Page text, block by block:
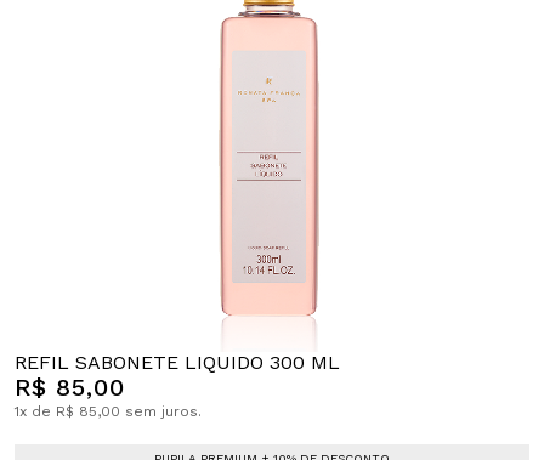
REFIL SABONETE LIQUIDO 300 ML
R$ 85,00
1x de R$ 85,00 sem juros.